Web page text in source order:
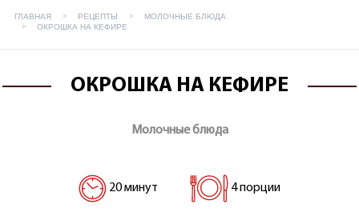
ГЛАВНАЯ РЕЦЕПТЫ
МОЛОЧНЫЕ БЛЮДА
ОКРОШКА НА КЕФИРЕ
ОКРОШКА НА КЕФИРЕ
Молочные блюда
20 минут 4 порции